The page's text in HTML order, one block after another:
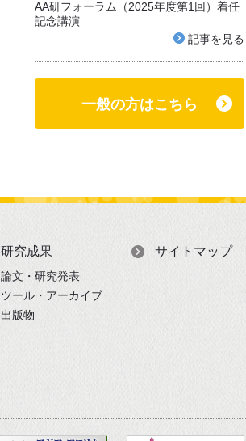
AA研フォーラム（2025年度第1回）着任
記念講演
記事を見る
一般の方はこちら
研究成果
論文・研究発表
ツール・アーカイブ
出版物
サイトマップ